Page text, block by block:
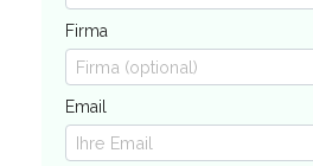
Firma
Email